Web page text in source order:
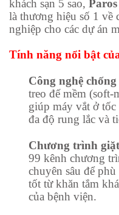
khách sạn 5 sao, Paros
là thương hiệu số 1 về
nghiệp cho các dự án
Tính năng nổi bật
Công nghệ
treo đế mềm (soft-
giúp máy vắt ở
đa độ rung lắc và
Chương trình
99 kênh chương
chuyên sâu để
tốt từ khăn tắm
của bệnh viện.